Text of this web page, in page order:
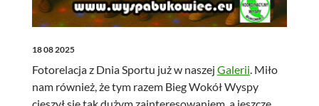
18 08 2025
Fotorelacja z Dnia Sportu już w naszej Galerii . Miło
nam również, że tym razem Bieg Wokół Wyspy
cieszył się tak dużym zainteresowaniem, a jeszcze